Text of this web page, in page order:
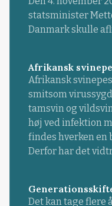
statsminister
Danmark skulle
Afrikansk
Afrikansk
smitsom
tamsvin og
høj ved infektion
findes hverken en
Derfor har det
Det kan tage flere